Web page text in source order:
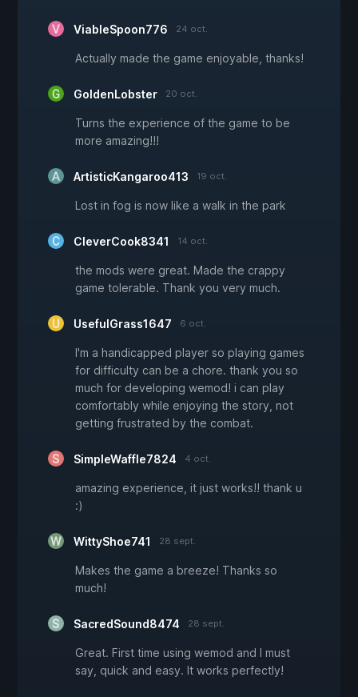
ViableSpoon776 24 oct.
Actually made the game enjoyable, thanks!
GoldenLobster 20 oct.
Turns the experience of the game to be
more amazing!!!
ArtisticKangaroo413 19 oct.
Lost in fog is now like a walk in the park
CleverCook8341 14 oct.
the mods were great. Made the crappy
game tolerable. Thank you very much.
UsefulGrass1647 6 oct.
I'm a handicapped player so playing games
for difficulty can be a chore. thank you so
much for developing wemod! i can play
comfortably while enjoying the story, not
getting frustrated by the combat.
SimpleWaffle7824 4 oct.
amazing experience, it just works!! thank u
:)
WittyShoe741 28 sept.
Makes the game a breeze! Thanks so
much!
SacredSound8474 28 sept.
Great. First time using wemod and I must
say, quick and easy. It works perfectly!